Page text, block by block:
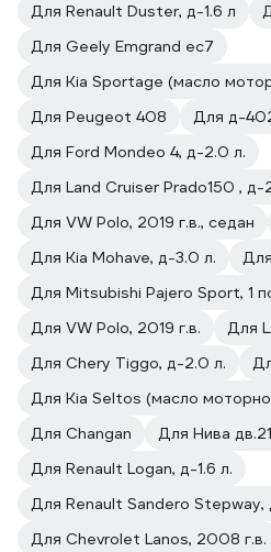
Для Renault Duster, д-1.6 л
Для Geely Emgrand ес7
Для Kia Sportage (масло
Для Peugeot 408
Для д-
Для Ford Mondeo 4, д-2.0 л.
Для Land Cruiser Prado150 , д-
Для VW Polo, 2019 г.в., седан
Для Kia Mohave, д-3.0 л.
Для Mitsubishi Pajero Sport, 1
Для VW Polo, 2019 г.в.
Для
Для Chery Tiggo, д-2.0 л.
Для Kia Seltos (масло
Для Changan
Для Нива
Для Renault Logan, д-1.6 л.
Для Renault Sandero Stepway,
Для Chevrolet Lanos, 2008 г.в.